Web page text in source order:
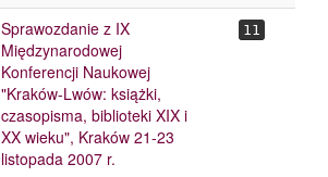
Sprawozdanie z IX
Międzynarodowej
Konferencji Naukowej
"Kraków-Lwów: książki,
czasopisma, biblioteki XIX i
XX wieku", Kraków 21-23
listopada 2007 r.
11